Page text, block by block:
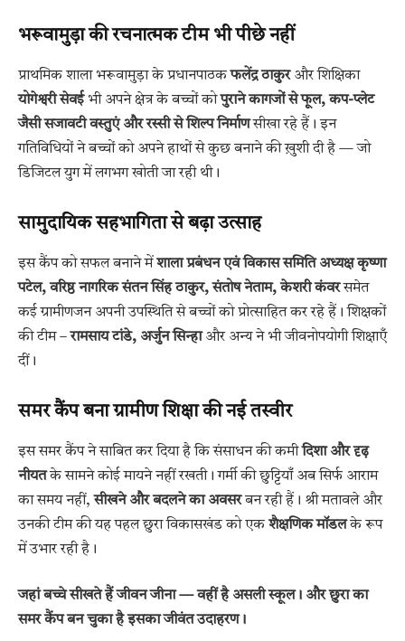
भरूवामुड़ा की रचनात्मक टीम भी पीछे नहीं
प्राथमिक शाला भरूवामुड़ा के प्रधानपाठकफलेंद्र ठाकुरऔर शिक्षिका
योगेश्वरी सेवईभी अपने क्षेत्र के बच्चों कोपुराने कागजों से फूल, कप-प्लेट
जैसी सजावटी वस्तुएं और रस्सी से शिल्प निर्माणसीखा रहे हैं। इन
गतिविधियों ने बच्चों को अपने हाथों से कुछ बनाने की ख़ुशी दी है — जो
डिजिटल युग में लगभग खोती जा रही थी।
सामुदायिक सहभागिता से बढ़ा उत्साह
इस कैंप को सफल बनाने मेंशाला प्रबंधन एवं विकास समिति अध्यक्ष कृष्णा
पटेल, वरिष्ठ नागरिक संतन सिंह ठाकुर, संतोष नेताम, केशरी कंवरसमेत
कई ग्रामीणजन अपनी उपस्थिति से बच्चों को प्रोत्साहित कर रहे हैं। शिक्षकों
की टीम –रामसाय टांडे, अर्जुन सिन्हाऔर अन्य ने भी जीवनोपयोगी शिक्षाएँ
दीं।
समर कैंप बना ग्रामीण शिक्षा की नई तस्वीर
इस समर कैंप ने साबित कर दिया है कि संसाधन की कमीदिशा और दृढ़
नीयतके सामने कोई मायने नहीं रखती। गर्मी की छुट्टियाँ अब सिर्फ आराम
का समय नहीं,सीखने और बदलने का अवसरबन रही हैं। श्री मतावले और
उनकी टीम की यह पहल छुरा विकासखंड को एक शैक्षणिक मॉडलके रूप
में उभार रही है।
जहां बच्चे सीखते हैं जीवन जीना — वहीं है असली स्कूल। और छुरा का
समर कैंप बन चुका है इसका जीवंत उदाहरण।